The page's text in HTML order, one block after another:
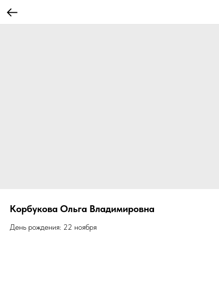
Корбукова Ольга Владимировна
День рождения: 22 ноября